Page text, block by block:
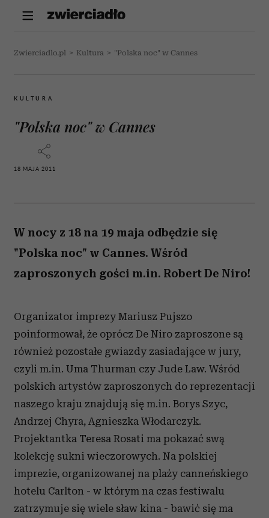
Zwierciadlo.pl > Kultura > "Polska noc" w Cannes
KULTURA
"Polska noc" w Cannes
18 MAJA 2011
W nocy z 18 na 19 maja odbędzie się
"Polska noc" w Cannes. Wśród
zaproszonych gości m.in. Robert De Niro!
Organizator imprezy Mariusz Pujszo
poinformował, że oprócz De Niro zaproszone są
również pozostałe gwiazdy zasiadające w jury,
czyli m.in. Uma Thurman czy Jude Law. Wśród
polskich artystów zaproszonych do reprezentacji
naszego kraju znajdują się m.in. Borys Szyc,
Andrzej Chyra, Agnieszka Włodarczyk.
Projektantka Teresa Rosati ma pokazać swą
kolekcję sukni wieczorowych. Na polskiej
imprezie, organizowanej na plaży canneńskiego
hotelu Carlton - w którym na czas festiwalu
zatrzymuje się wiele sław kina - bawić się ma